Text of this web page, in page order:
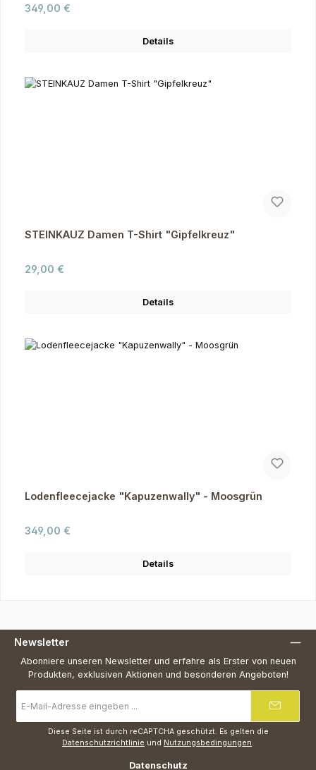
Regulärer Preis:
349,00 €
Details
STEINKAUZ Damen T-Shirt "Gipfelkreuz"
Regulärer Preis:
29,00 €
Details
Lodenfleecejacke "Kapuzenwally" - Moosgrün
Regulärer Preis:
349,00 €
Details
Newsletter
Abonniere unseren Newsletter und erfahre als Erster von neuen
Produkten, exklusiven Aktionen und besonderen Angeboten!
Mail-
Adresse
Diese Seite ist durch reCAPTCHA geschützt. Es gelten die
Datenschutzrichtlinie und Nutzungsbedingungen.
Datenschutz